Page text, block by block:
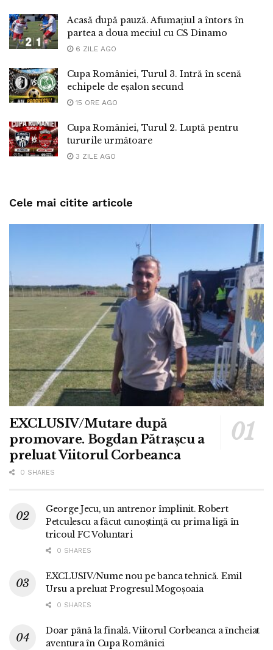
Acasă după pauză. Afumațiul a întors în
partea a doua meciul cu CS Dinamo
6 ZILE AGO
Cupa României, Turul 3. Intră în scenă
echipele de eșalon secund
15 ORE AGO
Cupa României, Turul 2. Luptă pentru
tururile următoare
3 ZILE AGO
Cele mai citite articole
EXCLUSIV/Mutare după
promovare. Bogdan Pătrașcu a
preluat Viitorul Corbeanca
0 SHARES
George Jecu, un antrenor împlinit. Robert
Petculescu a făcut cunoștință cu prima ligă în
tricoul FC Voluntari
0 SHARES
EXCLUSIV/Nume nou pe banca tehnică. Emil
Ursu a preluat Progresul Mogoșoaia
0 SHARES
Doar până la finală. Viitorul Corbeanca a încheiat
aventura în Cupa României